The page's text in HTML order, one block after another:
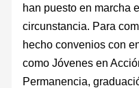
han puesto en marcha
circunstancia. Para
hecho convenios con
como Jóvenes en
Permanencia,